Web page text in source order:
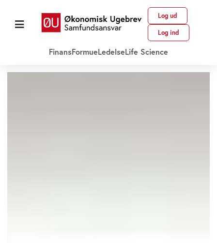
Log ud
Log ind
FinansFormueLedelseLife Science